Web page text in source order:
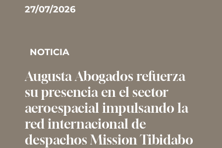
27/07/2026
NOTICIA
Augusta Abogados refuerza
su presencia en el sector
aeroespacial impulsando la
red internacional de
despachos Mission Tibidabo